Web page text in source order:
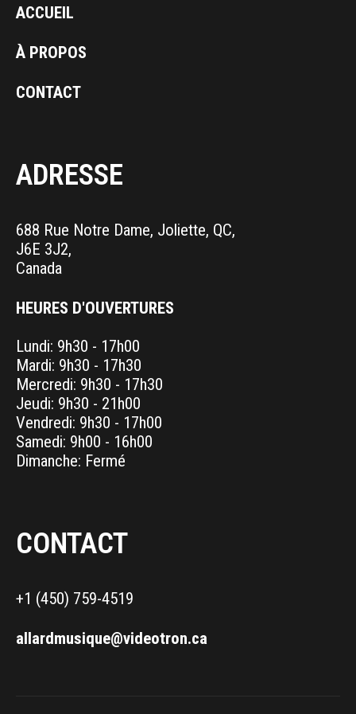
ACCUEIL
À PROPOS
CONTACT
ADRESSE
688 Rue Notre Dame, Joliette, QC,
J6E 3J2,
Canada
HEURES D'OUVERTURES
Lundi: 9h30 - 17h00
Mardi: 9h30 - 17h30
Mercredi: 9h30 - 17h30
Jeudi: 9h30 - 21h00
Vendredi: 9h30 - 17h00
Samedi: 9h00 - 16h00
Dimanche: Fermé
CONTACT
+1 (450) 759-4519
allardmusique@videotron.ca